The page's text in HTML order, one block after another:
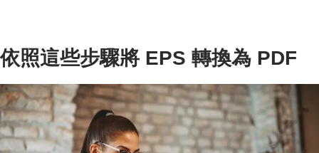
依照這些步驟將 EPS 轉換為 PDF